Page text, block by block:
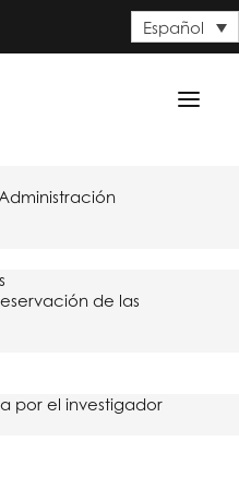
Español
de las
por el investigador
2012